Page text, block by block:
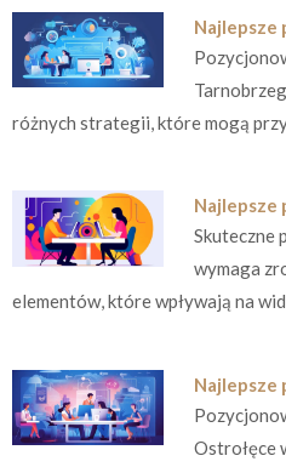
Najlepsze
różnych strategii, które mogą
Najlepsze
Skuteczne
wymaga
elementów, które wpływają na
Najlepsze
Ostrołęce